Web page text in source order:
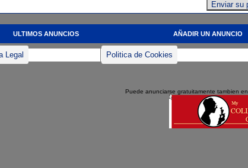
ULTIMOS ANUNCIOS AÑADIR UN ANUNCIO
Legal Politica de Cookies
Puede anunciarse gratuitamente tambien